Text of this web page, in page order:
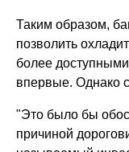
Таким образом,
позволить
более доступными
впервые. Однако
"Это было бы
причиной